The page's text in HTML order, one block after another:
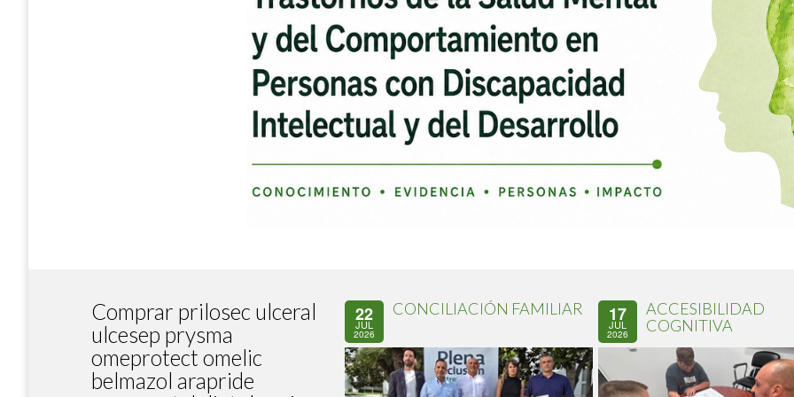
Comprar prilosec ulceral
ulcesep prysma
omeprotect omelic
belmazol arapride
22
JUL
2026
CONCILIACIÓN FAMILIAR 17
JUL
2026
ACCESIBILIDAD
COGNITIVA